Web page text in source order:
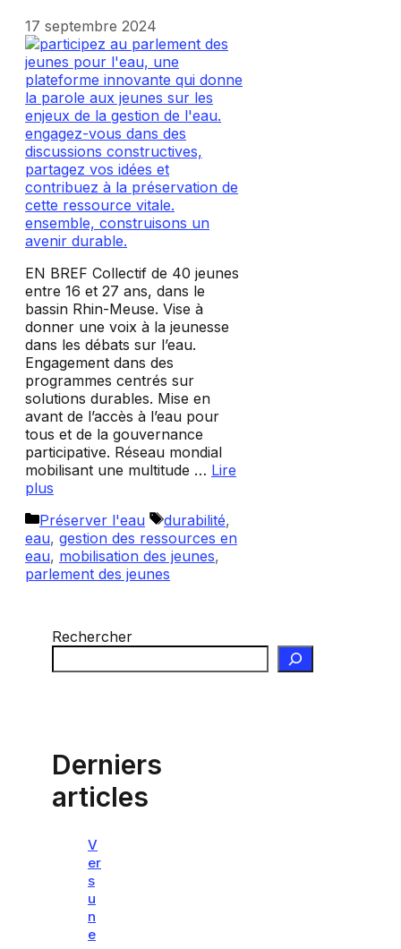
17 septembre 2024
EN BREF Collectif de 40 jeunes
entre 16 et 27 ans, dans le
bassin Rhin-Meuse. Vise à
donner une voix à la jeunesse
dans les débats sur l’eau.
Engagement dans des
programmes centrés sur
solutions durables. Mise en
avant de l’accès à l’eau pour
tous et de la gouvernance
participative. Réseau mondial
mobilisant une multitude … Lire
plus
Catégories
Préserver l'eau Étiquettes
durabilité,
eau, gestion des ressources en
eau, mobilisation des jeunes,
parlement des jeunes
Rechercher
Derniers
articles
V
er
s
u
n
e